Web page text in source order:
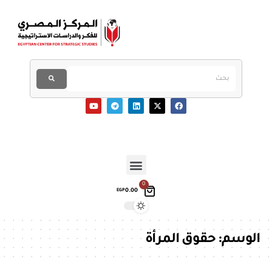
0
EGP0.00
الوسم:حقوق المرأة